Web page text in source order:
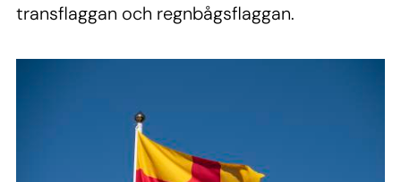
transflaggan och regnbågsflaggan.